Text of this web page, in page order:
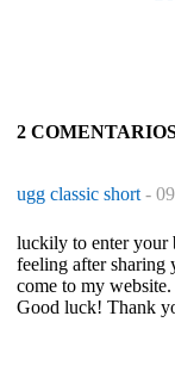
2
ugg classic short -
luckily to enter your
feeling after sharing
come to my website.
Good luck! Thank